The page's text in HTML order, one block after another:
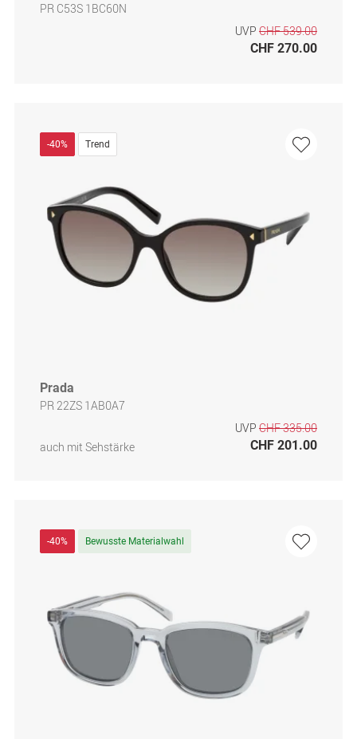
PR C53S 1BC60N
UVP CHF 539.00
CHF 270.00
-40% Trend
Prada
PR 22ZS 1AB0A7
auch mit Sehstärke
UVP CHF 335.00
CHF 201.00
-40% Bewusste Materialwahl